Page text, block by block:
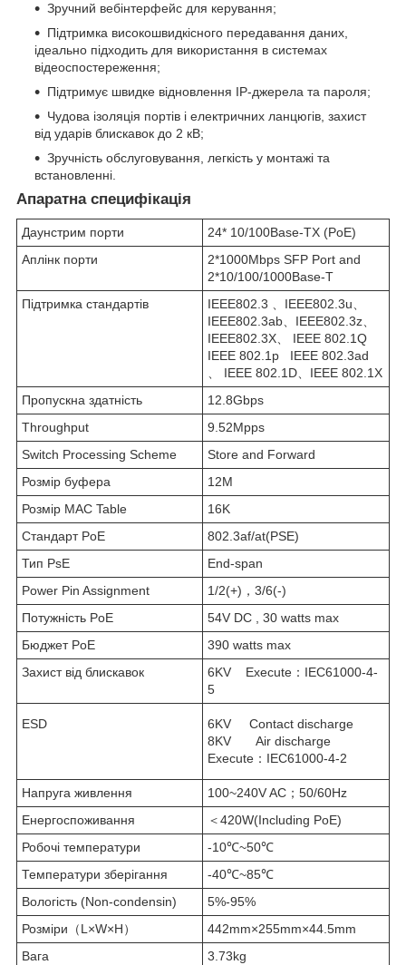
Зручний вебінтерфейс для керування;
Підтримка високошвидкісного передавання даних,
ідеально підходить для використання в системах
відеоспостереження;
Підтримує швидке відновлення IP-джерела та пароля;
Чудова ізоляція портів і електричних ланцюгів, захист
від ударів блискавок до 2 кВ;
Зручність обслуговування, легкість у монтажі та
встановленні.
Апаратна специфікація
Даунстрим порти
24* 10/100Base-TX (PoE)
Аплінк порти
2*1000Mbps SFP Port and
2*10/100/1000Base-T
Підтримка стандартів
IEEE802.3 、IEEE802.3u、
IEEE802.3ab、IEEE802.3z、
IEEE802.3X、 IEEE 802.1Q
IEEE 802.1p IEEE 802.3ad
、 IEEE 802.1D、IEEE 802.1X
Пропускна здатність
12.8Gbps
Throughput
9.52Mpps
Switch Processing Scheme
Store and Forward
Розмір буфера
12M
Розмір MAC Table
16K
Стандарт PoE
802.3af/at(PSE)
Тип PsE
End-span
Power Pin Assignment
1/2(+)，3/6(-)
Потужність PoE
54V DC , 30 watts max
Бюджет PoE
390 watts max
Захист від блискавок
6KV Execute：IEC61000-4-
5
ESD
6KV Contact discharge
8KV Air discharge
Execute：IEC61000-4-2
Напруга живлення
100~240V AC；50/60Hz
Енергоспоживання
＜420W(Including PoE)
Робочі температури
-10℃~50℃
Температури зберігання
-40℃~85℃
Вологість (Non-condensin)
5%-95%
Розміри（L×W×H）
442mm×255mm×44.5mm
Вага
3.73kg